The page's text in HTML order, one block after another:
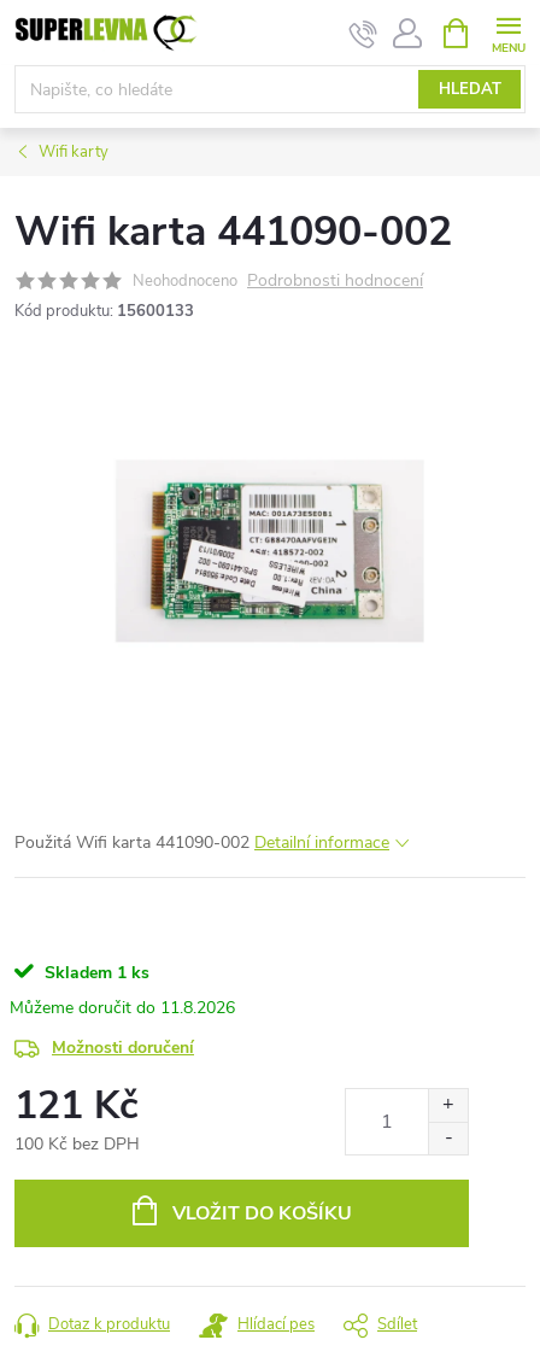
Přejít
na
obsah
HLEDAT
NÁKUPNÍ
KOŠÍK
Wifi karty
Wifi karta 441090-002
Neohodnoceno Podrobnosti hodnocení
Kód produktu: 15600133
Použitá Wifi karta 441090-002 Detailní informace
Skladem 1 ks
11.8.2026
Možnosti doručení
121 Kč
100 Kč bez DPH
VLOŽIT DO KOŠÍKU
Dotaz k produktu Hlídací pes Sdílet